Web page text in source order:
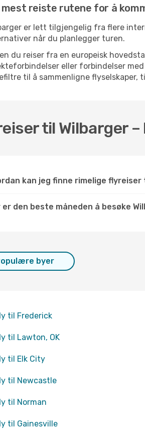
mest reiste rutene for å
er lett tilgjengelig fra flere
når du planlegger turen.
du reiser fra en europeisk
eller forbindelser
til å sammenligne flyselskaper,
til Wilbarger –
kan jeg finne rimelige
er den beste måneden å besøke
byer
til Frederick
til Lawton, OK
til Elk City
til Newcastle
til Norman
til Gainesville